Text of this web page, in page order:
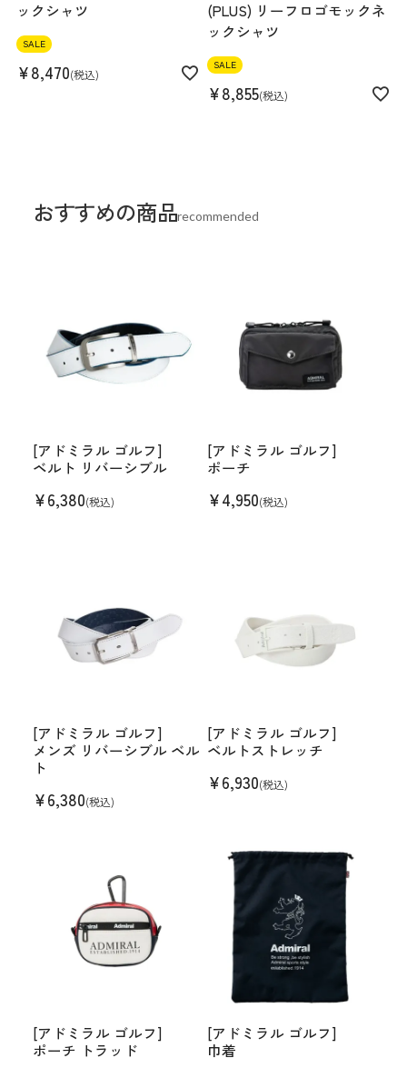
ックシャツ
SALE
¥8,470 税込
(PLUS) リーフロゴモックネ
ックシャツ
SALE
¥8,855 税込
おすすめの商品recommended
[アドミラル ゴルフ]
ベルト リバーシブル
¥6,380(税込)
[アドミラル ゴルフ]
ポーチ
¥4,950(税込)
[アドミラル ゴルフ]
メンズ リバーシブル ベル
ト
¥6,380(税込)
[アドミラル ゴルフ]
ベルトストレッチ
¥6,930(税込)
[アドミラル ゴルフ]
ポーチ トラッド
[アドミラル ゴルフ]
巾着